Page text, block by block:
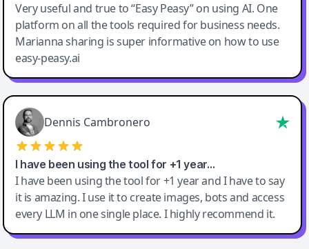
Very useful and true to “Easy Peasy” on using AI. One
platform on all the tools required for business needs.
Marianna sharing is super informative on how to use
easy-peasy.ai
Dennis Cambronero
I have been using the tool for +1 year…
I have been using the tool for +1 year and I have to say
it is amazing. I use it to create images, bots and access
every LLM in one single place. I highly recommend it.